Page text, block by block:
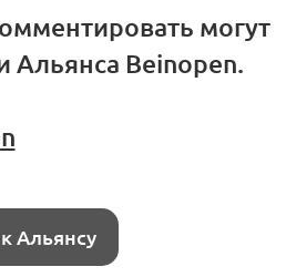
могут
Альянса Beinopen.
Альянсу